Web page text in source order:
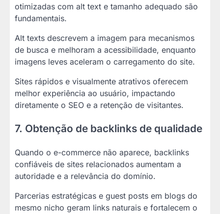
otimizadas com alt text e tamanho adequado são
fundamentais.
Alt texts descrevem a imagem para mecanismos
de busca e melhoram a acessibilidade, enquanto
imagens leves aceleram o carregamento do site.
Sites rápidos e visualmente atrativos oferecem
melhor experiência ao usuário, impactando
diretamente o SEO e a retenção de visitantes.
7. Obtenção de backlinks de qualidade
Quando o e-commerce não aparece, backlinks
confiáveis de sites relacionados aumentam a
autoridade e a relevância do domínio.
Parcerias estratégicas e guest posts em blogs do
mesmo nicho geram links naturais e fortalecem o